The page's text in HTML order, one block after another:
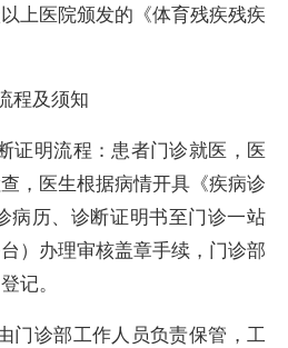
上医院颁发的《体育残疾残疾
程及须知
证明流程：患者门诊就医，医
，医生根据病情开具《疾病诊
病历、诊断证明书至门诊一站
）办理审核盖章手续，门诊部
记。
门诊部工作人员负责保管，工